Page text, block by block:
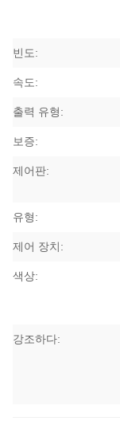
빈도:
속도:
출력 유형:
보증:
제어판:
유형:
제어 장치:
색상:
강조하다: